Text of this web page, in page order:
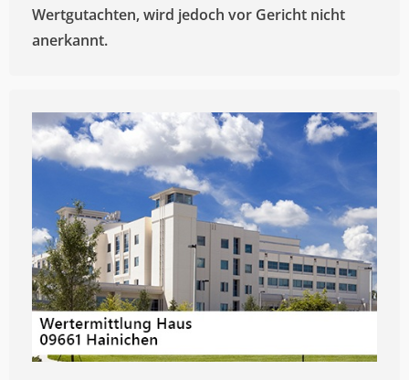
Wertgutachten, wird jedoch vor Gericht nicht
anerkannt.